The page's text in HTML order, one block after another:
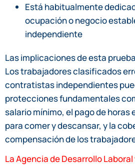
Está habitualmente
ocupación o negocio
independiente
Las implicaciones de esta
Los trabajadores clasificados
contratistas independientes
protecciones fundamentales
salario mínimo, el pago de
para comer y descansar, y la
compensación de los
La Agencia de Desarrollo Laboral